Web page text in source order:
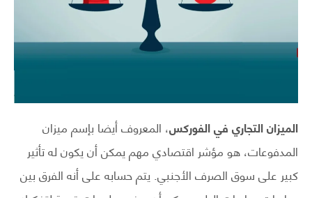
الميزان التجاري في الفوركس، المعروف أيضا بإسم ميزان
المدفوعات، هو مؤشر اقتصادي مهم يمكن أن يكون له تأثير
كبير على سوق الصرف الأجنبي. يتم حسابه على أنه الفرق بين